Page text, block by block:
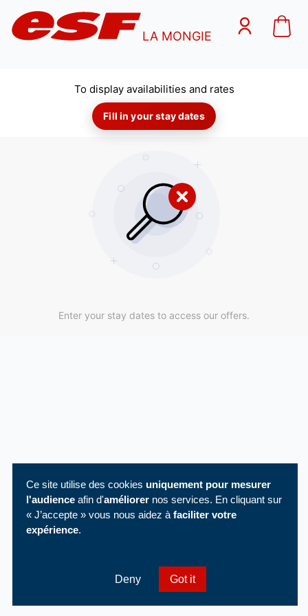
LA MONGIE
Ce site utilise des cookies uniquement pour mesurer
l'audience afin d'améliorer nos services. En cliquant sur
« J’accepte » vous nous aidez à faciliter votre
expérience.
Deny Got it
To display availabilities and rates
Fill in your stay dates
Enter your stay dates to access our offers.